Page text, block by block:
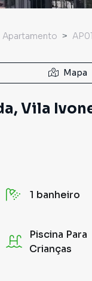
Apartamento
Mapa
Vila
1 banheiro
Piscina Para
Crianças